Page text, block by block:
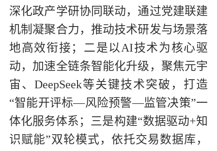
深化政产学研协同联动，通过党建联建
机制凝聚合力，推动技术研发与场景落
地高效衔接；二是以AI技术为核心驱
动，加速全链条智能化升级，聚焦元宇
宙、DeepSeek等关键技术突破，打造
“智能开评标—风险预警—监管决策”一
体化服务体系；三是构建“数据驱动+知
识赋能”双轮模式，依托交易数据库，